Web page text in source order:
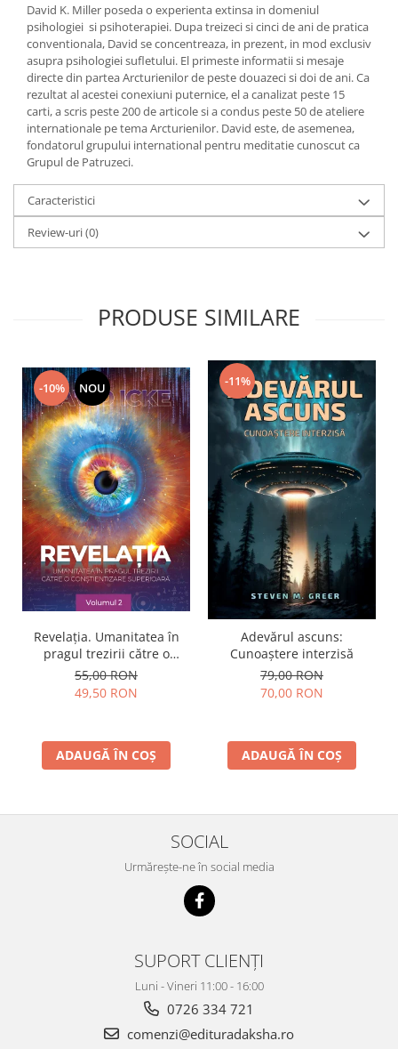
David K. Miller poseda o experien­ta extinsa in domeniul
psihologiei si psihoterapiei. Dupa treizeci si cinci de ani de pratica
conventio­nala, David se concentreaza, in prezent, in mod exclusiv
asupra psi­ho­logiei sufletului. El primeste informatii si mesaje
directe din partea Arcturienilor de peste douazeci si doi de ani. Ca
rezultat al acestei conexiuni puternice, el a canalizat peste 15
carti, a scris peste 200 de articole si a condus peste 50 de ateliere
internationale pe tema Arcturienilor. David este, de asemenea,
fondatorul grupului international pentru meditatie cunoscut ca
Grupul de Patruzeci.
Caracteristici
Review-uri(0)
PRODUSE SIMILARE
-10% NOU
Revelația. Umanitatea în
pragul trezirii către o
conştientizare superioară,
volumul 2
55,00 RON
49,50 RON
ADAUGĂ ÎN COȘ
-11%
Adevărul ascuns:
Cunoaștere interzisă
79,00 RON
70,00 RON
ADAUGĂ ÎN COȘ
SOCIAL
Urmărește-ne în social media
SUPORT CLIENȚI
Luni - Vineri 11:00 - 16:00
0726 334 721
comenzi@edituradaksha.ro